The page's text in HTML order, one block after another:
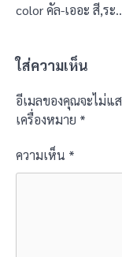
color คัล-เออะ สี,ระ
ใส่ความเห็น
อีเมลของคุณจะไม่แ
เครื่องหมาย *
ความเห็น *